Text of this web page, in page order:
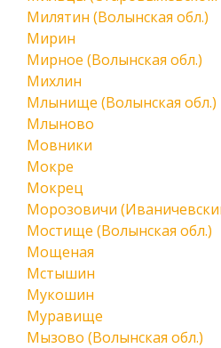
Милятин (Волынская обл.)
Мирин
Мирное (Волынская обл.)
Михлин
Млынище (Волынская обл.)
Млыново
Мовники
Мокре
Мокрец
Морозовичи
Мостище (Волынская обл.)
Мощеная
Мстышин
Мукошин
Муравище
Мызово (Волынская обл.)